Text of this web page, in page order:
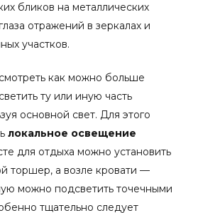
бликов на металлических
отражений в зеркалах и
участков.
как можно больше
ту или иную часть
основной свет. Для этого
локальное освещение
для отдыха можно установить
торшер, а возле кровати —
можно подсветить точечными
тщательно следует